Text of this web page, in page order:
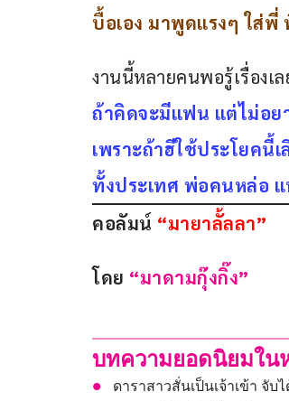
บื้อเอง มาพูดแรงๆ ใส่
งานนี้หลายคนพอรู้เรื่องเ
ถ้าคิดจะมีแฟน แต่ไม่อย
เพราะถ้าฮีใช้ประโยคนี้
ทั้งประเทศ พ่อคนหล่อ แ
คอลัมน์ “มายาลั้ลลา”
โดย “มาดามกุ๊งกิ๊ง”
บทความยอดนิยมใน
ดาราสาวสั่นเป็นเจ้าเข้า จั